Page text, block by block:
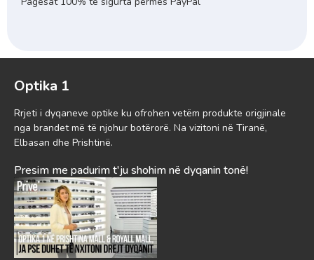
Optika 1
Rrjeti i dyqaneve optike ku ofrohen vetëm produkte origjinale
nga brandet më të njohur botërorë. Na vizitoni në Tiranë,
Elbasan dhe Prishtinë.
Presim me padurim t'ju shohim në dyqanin tonë!